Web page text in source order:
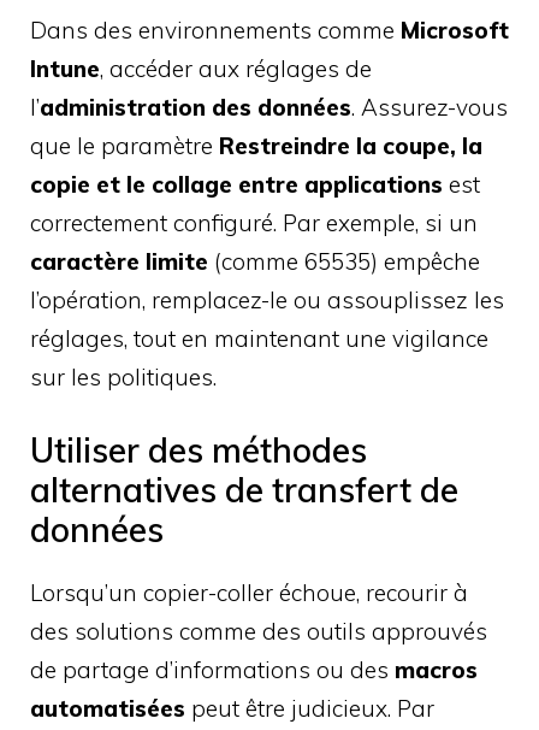
Dans des environnements comme Microsoft
Intune, accéder aux réglages de
l’administration des données. Assurez-vous
que le paramètre Restreindre la coupe, la
copie et le collage entre applications est
correctement configuré. Par exemple, si un
caractère limite (comme 65535) empêche
l’opération, remplacez-le ou assouplissez les
réglages, tout en maintenant une vigilance
sur les politiques.
Utiliser des méthodes
alternatives de transfert de
données
Lorsqu’un copier-coller échoue, recourir à
des solutions comme des outils approuvés
de partage d’informations ou des macros
automatisées peut être judicieux. Par